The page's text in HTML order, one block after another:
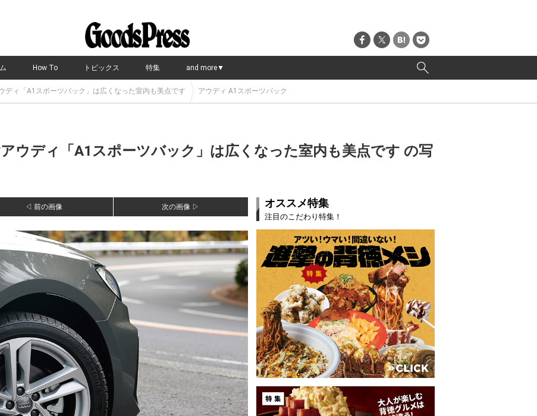
How To トピックス 特集 and more▼
ディ「A1スポーツバック」は広くなった室内も美点です アウディ A1スポーツバック
ウディ「A1スポーツバック」は広くなった室内も美点です の写
◁ 前の画像 次の画像 ▷ オススメ特集
注目のこだわり特集！